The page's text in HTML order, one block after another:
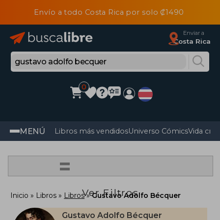
Envío a todo Costa Rica por solo ₡1490
Enviar a
Costa Rica
0
MENÚ Libros más vendidosUniverso CómicsVida
=
Ver Filtros
Inicio Libros Libros Gustavo Adolfo Bécquer
Gustavo Adolfo Bécquer